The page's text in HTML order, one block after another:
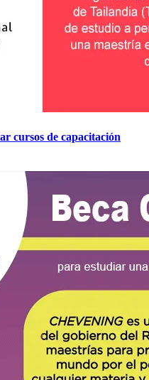
cursos de capacitación